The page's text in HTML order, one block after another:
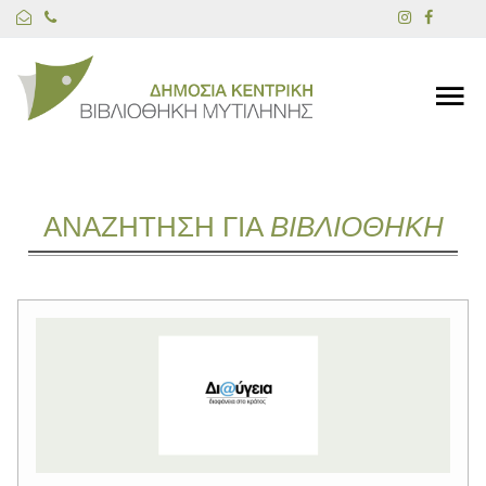
ΑΝΑΖΗΤΗΣΗ ΓΙΑ ΒΙΒΛΙΟΘΗΚΗ